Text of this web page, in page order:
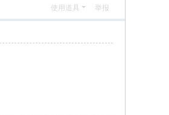
使用道具 举报